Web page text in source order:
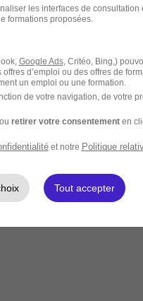
les interfaces de consultation
formations proposées.
Google Ads, Critéo, Bing,)
d’emploi ou des offres de
un emploi ou une formation.
de votre navigation, de votre
ou retirer votre consentementen
et notre Politique
Tout accepter